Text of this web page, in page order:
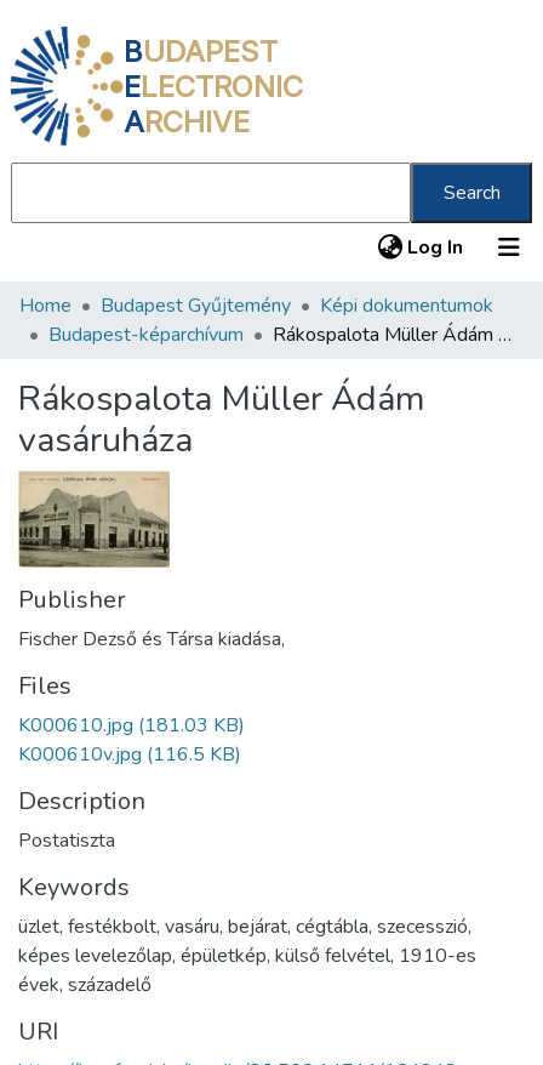
BUDAPEST
ELECTRONIC
ARCHIVE
Search
Log In (current)
Communities & Collections
Statistics
About us
Home Budapest Gyűjtemény
Képi dokumentumok
Budapest-képarchívum
Rákospalota Müller Ádám vasáruháza
Rákospalota Müller Ádám
vasáruháza
Publisher
Fischer Dezső és Társa kiadása,
Files
K000610.jpg (181.03 KB)
K000610v.jpg (116.5 KB)
Description
Postatiszta
Keywords
üzlet, festékbolt, vasáru, bejárat, cégtábla, szecesszió,
képes levelezőlap, épületkép, külső felvétel, 1910-es
évek, századelő
URI